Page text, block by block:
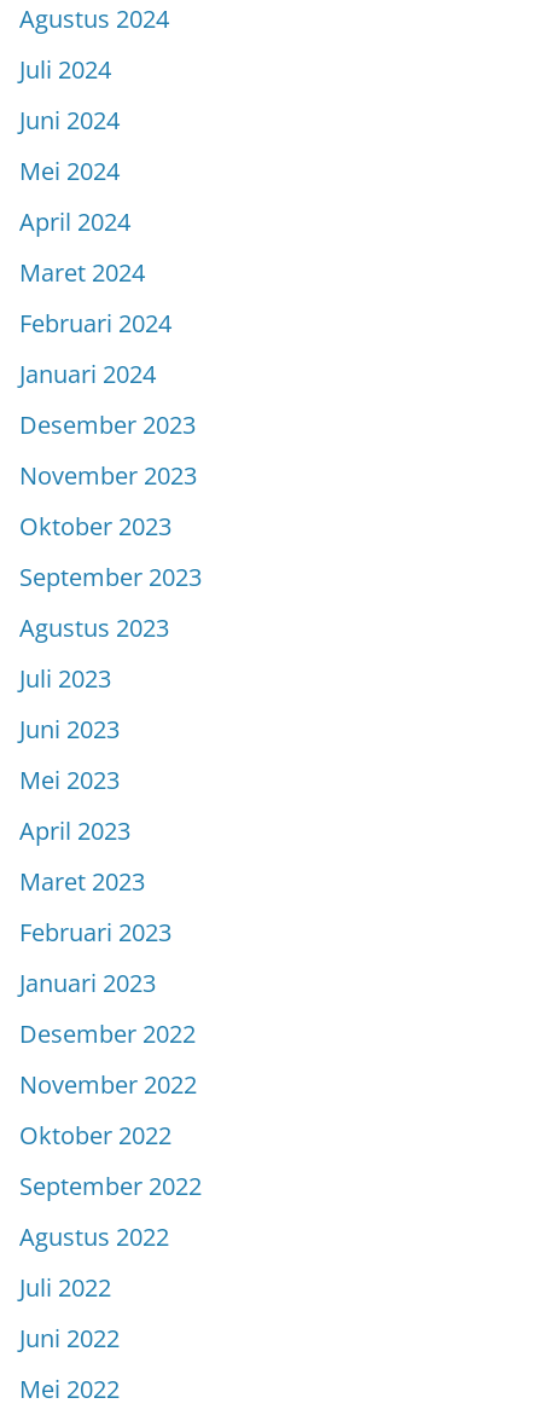
Agustus 2024
Juli 2024
Juni 2024
Mei 2024
April 2024
Maret 2024
Februari 2024
Januari 2024
Desember 2023
November 2023
Oktober 2023
September 2023
Agustus 2023
Juli 2023
Juni 2023
Mei 2023
April 2023
Maret 2023
Februari 2023
Januari 2023
Desember 2022
November 2022
Oktober 2022
September 2022
Agustus 2022
Juli 2022
Juni 2022
Mei 2022